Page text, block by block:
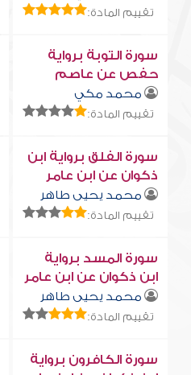
تقييم المادة:
سورة التوبة برواية
حفص عن عاصم
محمد مكي
تقييم المادة:
سورة الفلق برواية ابن
ذكوان عن ابن عامر
محمد يحيى طاهر
تقييم المادة:
سورة المسد برواية
ابن ذكوان عن ابن عامر
محمد يحيى طاهر
تقييم المادة:
سورة الكافرون برواية